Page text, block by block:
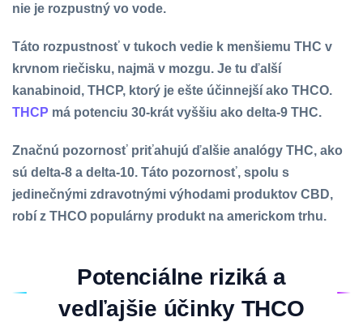
nie je rozpustný vo vode.
Táto rozpustnosť v tukoch vedie k menšiemu THC v
krvnom riečisku, najmä v mozgu. Je tu ďalší
kanabinoid, THCP, ktorý je ešte účinnejší ako THCO.
THCP má potenciu 30-krát vyššiu ako delta-9 THC.
Značnú pozornosť priťahujú ďalšie analógy THC, ako
sú delta-8 a delta-10. Táto pozornosť, spolu s
jedinečnými zdravotnými výhodami produktov CBD,
robí z THCO populárny produkt na americkom trhu.
Potenciálne riziká a
vedľajšie účinky THCO